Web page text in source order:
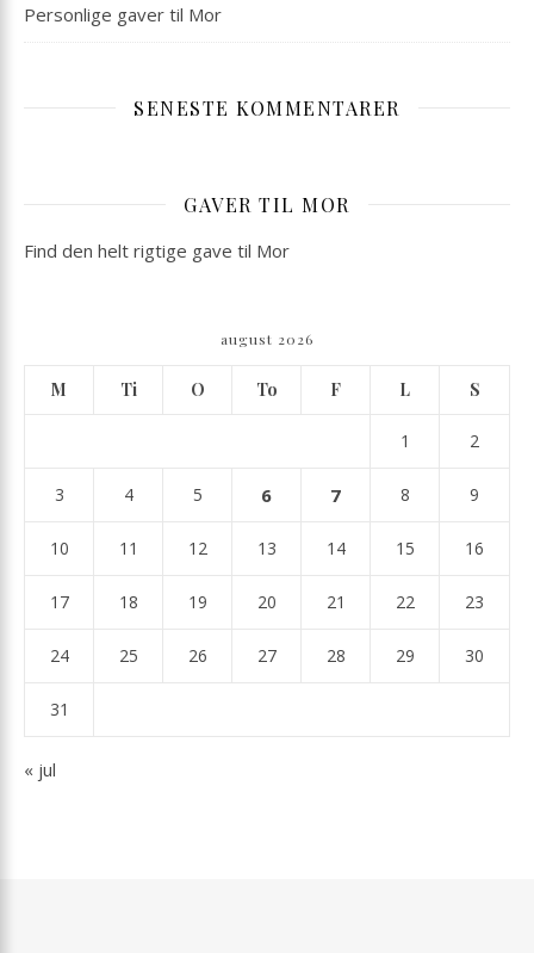
Personlige gaver til Mor
SENESTE KOMMENTARER
GAVER TIL MOR
Find den helt rigtige gave til Mor
august 2026
M Ti O To F L S
1 2
3 4 5 6 7 8 9
10 11 12 13 14 15 16
17 18 19 20 21 22 23
24 25 26 27 28 29 30
31
« jul